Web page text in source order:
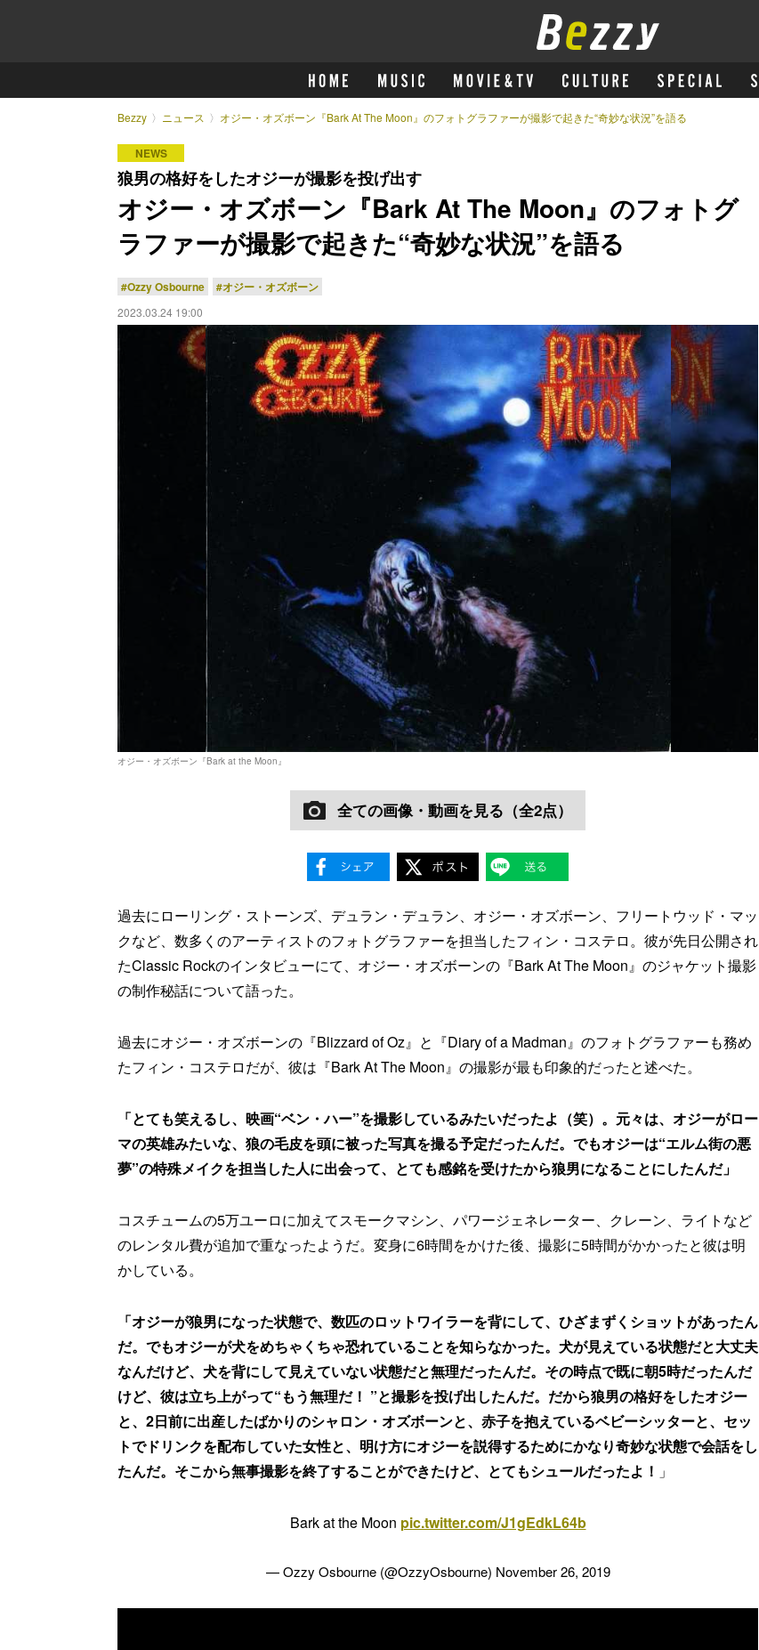
Bezzy ニュース オジー・オズボーン『Bark At The Moon』のフォトグラファーが撮影で起きた“奇妙な状況”を語る
NEWS
狼男の格好をしたオジーが撮影を投げ出す
オジー・オズボーン『Bark At The Moon』のフォトグ
ラファーが撮影で起きた“奇妙な状況”を語る
#Ozzy Osbourne #オジー・オズボーン
2023.03.24 19:00
オジー・オズボーン『Bark at the Moon』
全ての画像・動画を見る（全2点）
過去にローリング・ストーンズ、デュラン・デュラン、オジー・オズボーン、フリートウッド・マッ
クなど、数多くのアーティストのフォトグラファーを担当したフィン・コステロ。彼が先日公開され
たClassic Rockのインタビューにて、オジー・オズボーンの『Bark At The Moon』のジャケット撮影
の制作秘話について語った。
過去にオジー・オズボーンの『Blizzard of Oz』と『Diary of a Madman』のフォトグラファーも務め
たフィン・コステロだが、彼は『Bark At The Moon』の撮影が最も印象的だったと述べた。
「とても笑えるし、映画“ベン・ハー”を撮影しているみたいだったよ（笑）。元々は、オジーがロー
マの英雄みたいな、狼の毛皮を頭に被った写真を撮る予定だったんだ。でもオジーは“エルム街の悪
夢”の特殊メイクを担当した人に出会って、とても感銘を受けたから狼男になることにしたんだ」
コスチュームの5万ユーロに加えてスモークマシン、パワージェネレーター、クレーン、ライトなど
のレンタル費が追加で重なったようだ。変身に6時間をかけた後、撮影に5時間がかかったと彼は明
かしている。
「オジーが狼男になった状態で、数匹のロットワイラーを背にして、ひざまずくショットがあったん
だ。でもオジーが犬をめちゃくちゃ恐れていることを知らなかった。犬が見えている状態だと大丈夫
なんだけど、犬を背にして見えていない状態だと無理だったんだ。その時点で既に朝5時だったんだ
けど、彼は立ち上がって“もう無理だ！ ”と撮影を投げ出したんだ。だから狼男の格好をしたオジー
と、2日前に出産したばかりのシャロン・オズボーンと、赤子を抱えているベビーシッターと、セッ
トでドリンクを配布していた女性と、明け方にオジーを説得するためにかなり奇妙な状態で会話をし
たんだ。そこから無事撮影を終了することができたけど、とてもシュールだったよ！ 」
Bark at the Moon pic.twitter.com/J1gEdkL64b
— Ozzy Osbourne (@OzzyOsbourne) November 26, 2019